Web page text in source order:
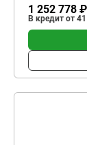
1 252 778 ₽
В кредит от